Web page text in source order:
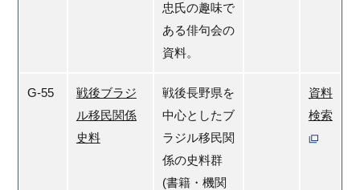
忠氏の趣味で
ある俳句会の
資料。
G-55
戦後ブラジ
ル移民関係
史料
戦後長野県を
中心としたブ
ラジル移民関
係の史料群
(書籍・機関
資料
検索